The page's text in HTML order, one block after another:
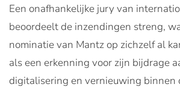
Een onafhankelijke jury van
beoordeelt de inzendingen streng,
nominatie van Mantz op zichzelf al
als een erkenning voor zijn bijdrage
digitalisering en vernieuwing binnen